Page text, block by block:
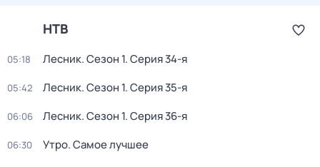
НТВ
05:18 Лесник. Сезон 1. Серия 34-я
05:42 Лесник. Сезон 1. Серия 35-я
06:06 Лесник. Сезон 1. Серия 36-я
06:30 Утро. Самое лучшее